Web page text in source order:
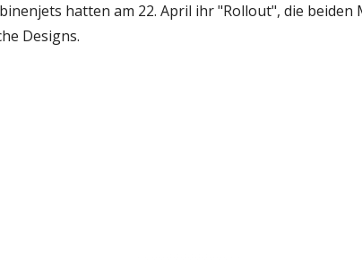
hatten am 22. April ihr "Rollout", die beiden
Designs.